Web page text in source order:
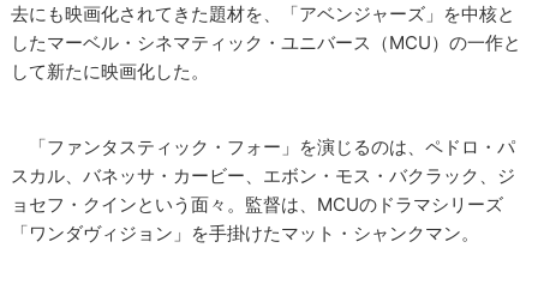
去にも映画化されてきた題材を、「アベンジャーズ」を中核と
したマーベル・シネマティック・ユニバース（MCU）の一作と
して新たに映画化した。
「ファンタスティック・フォー」を演じるのは、ペドロ・パ
スカル、バネッサ・カービー、エボン・モス・バクラック、ジ
ョセフ・クインという面々。監督は、MCUのドラマシリーズ
「ワンダヴィジョン」を手掛けたマット・シャンクマン。